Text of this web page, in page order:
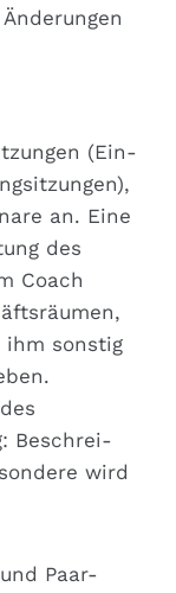
(Ein­
an. Eine
des
Coach
ihm sons­tig
Beschrei­
wird
Paar-